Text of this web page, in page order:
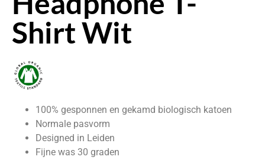
Shirt Wit
100% gesponnen en gekamd biologisch katoen
Normale pasvorm
Designed in Leiden
Fijne was 30 graden